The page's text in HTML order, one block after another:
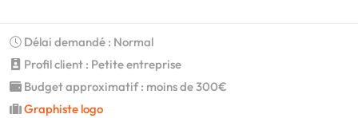
Délai demandé : Normal
Profil client : Petite entreprise
Budget approximatif : moins de 300€
Graphiste logo